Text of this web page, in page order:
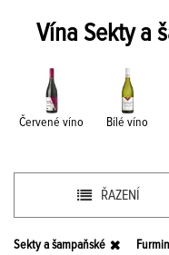
Vína Sekty a
Červené víno Bílé víno
ŘAZENÍ
Sekty a šampaňské